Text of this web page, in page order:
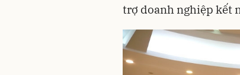
trợ doanh nghiệp kết